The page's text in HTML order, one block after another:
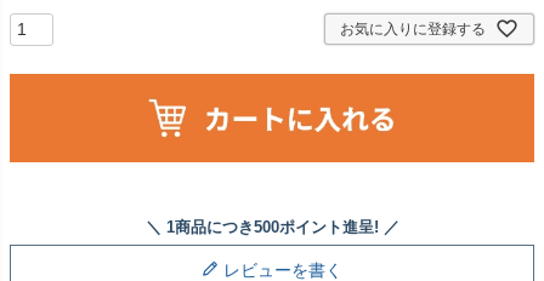
お気に入りに登録する
レビューを書く